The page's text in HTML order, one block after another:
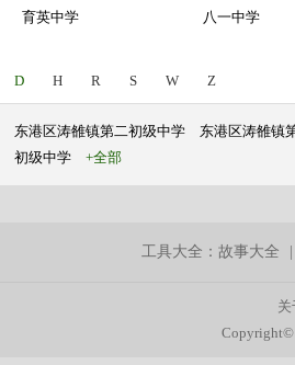
育英中学
八一中学
D H R S W Z
东港区涛雒镇第二初级中学 东港区涛雒镇
初级中学
+全部
工具大全：故事大全
关